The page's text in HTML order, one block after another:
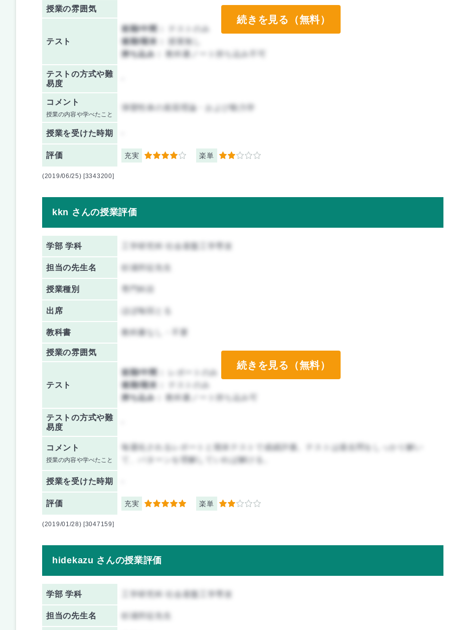
授業の雰囲気
テスト
前期/中間：
テストのみ
後期/期末：
授業無し
持ち込み：
教科書ノート持ち込み不可
テストの方式や難
易度
コメント
授業の内容や学べたこと
弾塑性体の座屈理論・および動力学
授業を受けた時期
評価 充実 4 楽単 2
続きを見る（無料）
(2019/06/25) [3343200]
kkn さんの授業評価
学部 学科 工学研究科 社会基盤工学専攻
担当の先生名 杉浦邦征先生
授業種別 専門科目
出席 ほぼ毎回とる
教科書 教科書なし・不要
授業の雰囲気
テスト
前期/中間：
レポートのみ
後期/期末：
テストのみ
持ち込み：
教科書ノート持ち込み可
テストの方式や難
易度
コメント
授業の内容や学べたこと
毎週化されるレポートと期末テストで成績評価。テストは過去問をしっかり解い
て、パターンを理解していれば解ける。
授業を受けた時期
評価 充実 5 楽単 2
続きを見る（無料）
(2019/01/28) [3047159]
hidekazu さんの授業評価
学部 学科 工学研究科 社会基盤工学専攻
担当の先生名 杉浦邦征先生